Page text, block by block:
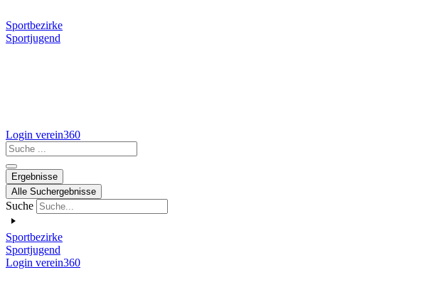
Sportbezirke
Sportjugend
Login verein360
Search
...
Ergebnisse
Alle Suchergebnisse
Suche
Sportbezirke
Sportjugend
Login verein360